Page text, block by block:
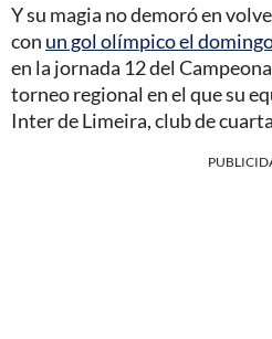
Y su magia no demoró en
con un gol olímpico el
en la jornada 12 del
torneo regional en el que su
Inter de Limeira, club de